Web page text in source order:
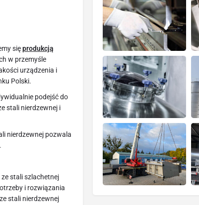
sięprodukcją
w przemyśle
urządzenia i
Polski.
podejść do
stali nierdzewnej i
nierdzewnej pozwala
stali szlachetnej
i rozwiązania
stali nierdzewnej